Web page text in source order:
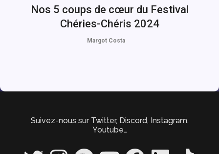
Nos 5 coups de cœur du Festival
Chéries-Chéris 2024
Margot Costa
Suivez-nous sur Twitter, Discord, Instagram,
Youtube…
Twitter InstagramSpotify YouTube FacebookLinkedIn TikTok